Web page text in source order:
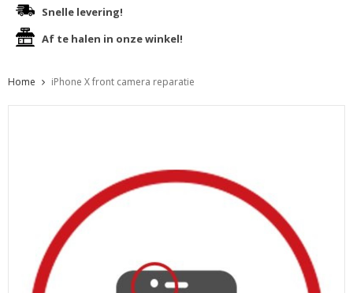
Snelle levering!
Af te halen in onze winkel!
Home iPhone X front camera reparatie